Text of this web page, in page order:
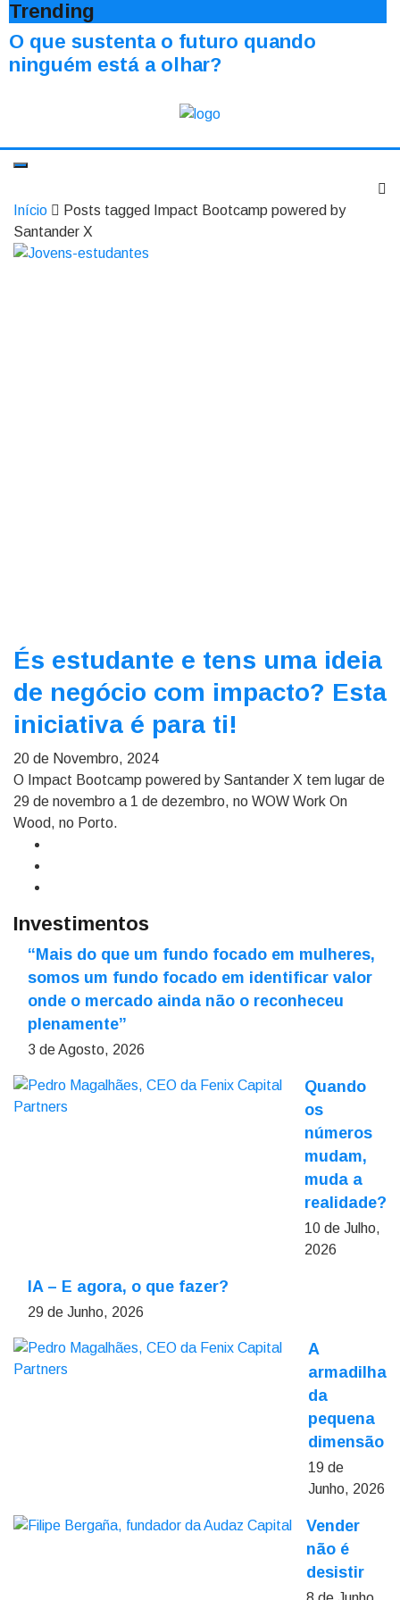
Trending
O que sustenta o futuro quando
ninguém está a olhar?
Início
Posts tagged Impact Bootcamp powered by
Santander X
És estudante e tens uma ideia
de negócio com impacto? Esta
iniciativa é para ti!
20 de Novembro, 2024
O Impact Bootcamp powered by Santander X tem lugar de
29 de novembro a 1 de dezembro, no WOW Work On
Wood, no Porto.
Investimentos
“Mais do que um fundo focado em mulheres,
somos um fundo focado em identificar valor
onde o mercado ainda não o reconheceu
plenamente”
3 de Agosto, 2026
Quando
os
números
mudam,
muda a
realidade?
10 de Julho,
2026
IA – E agora, o que fazer?
29 de Junho, 2026
A
armadilha
da
pequena
dimensão
19 de
Junho, 2026
Vender
não é
desistir